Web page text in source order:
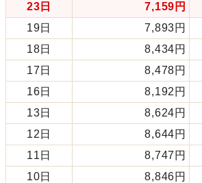
23日
7,159円
19日
7,893円
18日
8,434円
17日
8,478円
16日
8,192円
13日
8,624円
12日
8,644円
11日
8,747円
10日
8,846円